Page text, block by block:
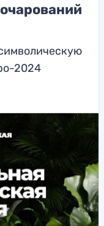
2024